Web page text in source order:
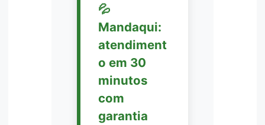
💦
Mandaqui:
atendiment
o em 30
minutos
com
garantia